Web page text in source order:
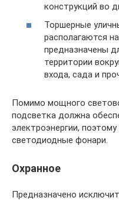
конструкций во
Торшерные
располагаются
предназначены
территории
входа, сада и
Помимо мощного
подсветка должна
электроэнергии,
светодиодные фонари.
Охранное
Предназначено